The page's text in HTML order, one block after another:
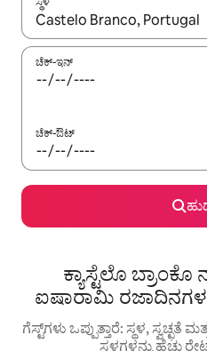
ಫಲಿತಾಂಶಗಳು ಲಭ್ಯವಿರುವಾಗ, ಅಪ್
ಚೆಕ್-ಇನ್
ಚೆಕ್-ಔಟ್
ಕ್ಯಾಸ್ಟೆಲೊ
ಐಷಾರಾಮಿ
ಗೆಸ್ಟ್‌ಗಳು ಒಪ್ಪುತ್ತಾರೆ: ಸ್ಥಳ, ಸ್ವಚ್ಛತೆ
ಸ್ಥಳಗಳನ್ನು ಹೆಚ್ಚು